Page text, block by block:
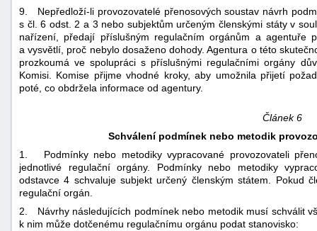
9. Nepředloží-li provozovatelé přenosových soustav návrh
s čl. 6 odst. 2 a 3 nebo subjektům určeným členskými státy v
nařízení, předají příslušným regulačním orgánům a agentuře
a vysvětlí, proč nebylo dosaženo dohody. Agentura o této
prozkoumá ve spolupráci s příslušnými regulačními orgány
Komisi. Komise přijme vhodné kroky, aby umožnila přijetí
poté, co obdržela informace od agentury.
Článek 6
Schválení podmínek nebo metodik
1. Podmínky nebo metodiky vypracované provozovateli
jednotlivé regulační orgány. Podmínky nebo metodiky
odstavce 4 schvaluje subjekt určený členským státem. Pokud
regulační orgán.
2. Návrhy následujících podmínek nebo metodik musí schválit
k nim může dotčenému regulačnímu orgánu podat stanovisko: